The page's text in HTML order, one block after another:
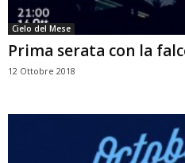
Cielo del Mese
Prima serata con la
12 Ottobre 2018